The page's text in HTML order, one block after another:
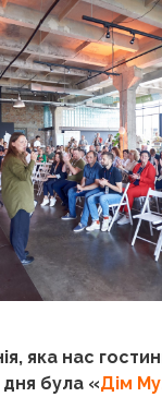
яка нас
була «Дім